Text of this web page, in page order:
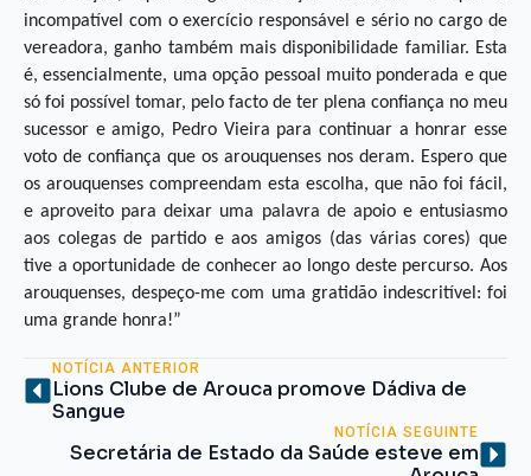
incompatível com o exercício responsável e sério no cargo de
vereadora, ganho também mais disponibilidade familiar. Esta
é, essencialmente, uma opção pessoal muito ponderada e que
só foi possível tomar, pelo facto de ter plena confiança no meu
sucessor e amigo, Pedro Vieira para continuar a honrar esse
voto de confiança que os arouquenses nos deram. Espero que
os arouquenses compreendam esta escolha, que não foi fácil,
e aproveito para deixar uma palavra de apoio e entusiasmo
aos colegas de partido e aos amigos (das várias cores) que
tive a oportunidade de conhecer ao longo deste percurso. Aos
arouquenses, despeço-me com uma gratidão indescritível: foi
uma grande honra!”
NOTÍCIA ANTERIOR
Lions Clube de Arouca promove Dádiva de
Sangue
NOTÍCIA SEGUINTE
Secretária de Estado da Saúde esteve em